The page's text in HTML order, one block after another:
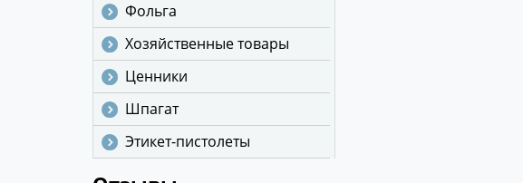
Фольга
Хозяйственные товары
Ценники
Шпагат
Этикет-пистолеты